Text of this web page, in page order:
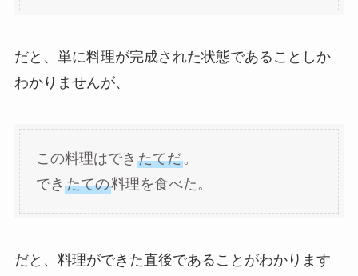
だと、単に料理が完成された状態であることしか
わかりませんが、
この料理はでき たてだ。
でき たての料理を食べた。
だと、料理ができた直後であることがわかります